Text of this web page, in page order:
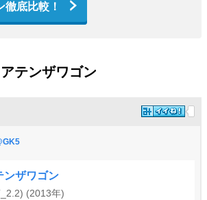
徹底比較！
テンザワゴン
ンザワゴン
(2013年)